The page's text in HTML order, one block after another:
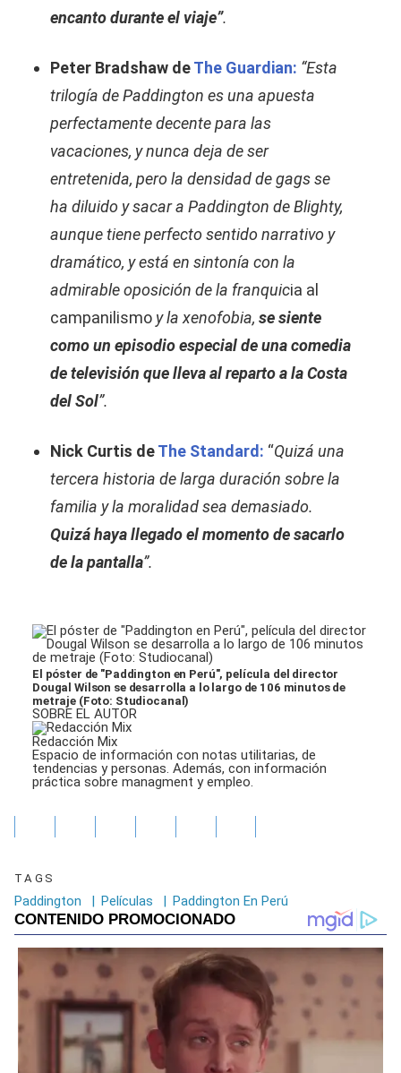
encanto durante el viaje”.
Peter Bradshaw deThe Guardian: “Esta
trilogía de Paddington es una apuesta
perfectamente decente para las
vacaciones, y nunca deja de ser
entretenida, pero la densidad de gags se
ha diluido y sacar a Paddington de Blighty,
aunque tiene perfecto sentido narrativo y
dramático, y está en sintonía con la
admirable oposición de la franquicia al
campanilismo y la xenofobia, se siente
como un episodio especial de una comedia
de televisión que lleva al reparto a la Costa
del Sol”.
Nick Curtis deThe Standard: “Quizá una
tercera historia de larga duración sobre la
familia y la moralidad sea demasiado.
Quizá haya llegado el momento de sacarlo
de la pantalla”.
El póster de "Paddington en Perú", película del director
Dougal Wilson se desarrolla a lo largo de 106 minutos de
metraje (Foto: Studiocanal)
SOBRE EL AUTOR
Redacción Mix
Espacio de información con notas utilitarias, de
tendencias y personas. Además, con información
práctica sobre managment y empleo.
TAGS
Paddington | Películas | Paddington En Perú